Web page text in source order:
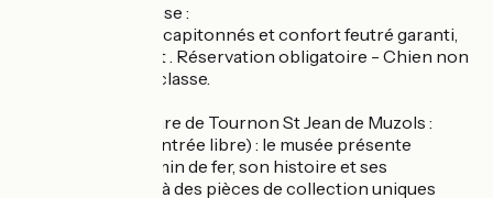
Voitures 1ère Classe :
Sièges en velours capitonnés et confort feutré garanti,
9€ de supplément . Réservation obligatoire - Chien non
acceptés en 1ère classe.
Les services en gare de Tournon St Jean de Muzols :
• Espace Musée (entrée libre) : le musée présente
l’aventure du chemin de fer, son histoire et ses
techniques grâce à des pièces de collection uniques